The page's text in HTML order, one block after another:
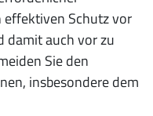
effektiven Schutz vor
damit auch vor zu
Sie den
insbesondere dem